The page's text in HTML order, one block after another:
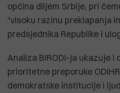
općina diljem Srbije, pri
"visoku razinu preklapanja
predsjednika Republike i
Analiza BIRODI-ja ukazuje i
prioritetne preporuke
demokratske institucije i